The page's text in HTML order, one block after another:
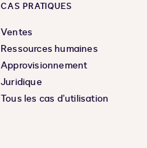
CAS PRATIQUES
Ventes
Ressources humaines
Approvisionnement
Juridique
Tous les cas d’utilisation